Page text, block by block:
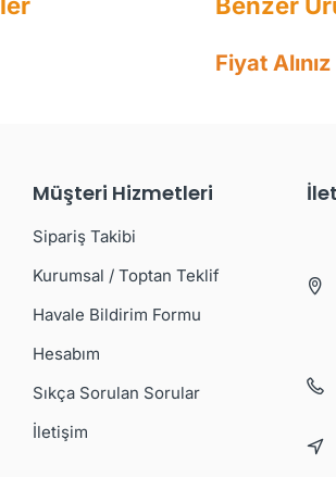
Fiyat Alınız
Müşteri Hizmetleri
Sipariş Takibi
Kurumsal / Toptan Teklif
Havale Bildirim Formu
Hesabım
Sıkça Sorulan Sorular
İletişim